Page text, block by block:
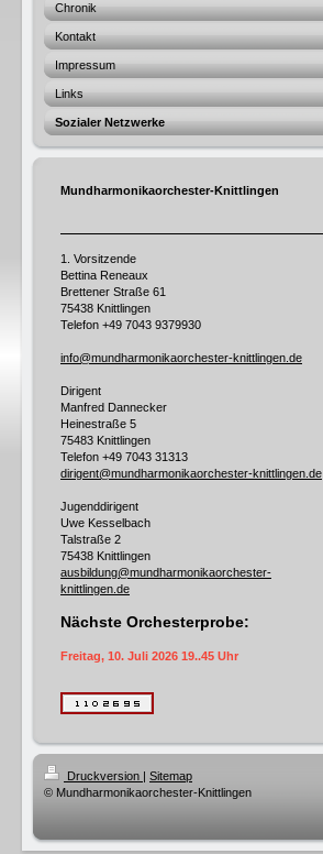
Chronik
Kontakt
Impressum
Links
Sozialer Netzwerke
Mundharmonikaorchester-Knittlingen
1. Vorsitzende
Bettina Reneaux
Brettener Straße 61
75438 Knittlingen
Telefon +49 7043 9379930
info@mundharmonikaorchester-knittlingen.de
Dirigent
Manfred Dannecker
Heinestraße 5
75483 Knittlingen
Telefon +49 7043 31313
dirigent@mundharmonikaorchester-knittlingen.de
Jugenddirigent
Uwe Kesselbach
Talstraße 2
75438 Knittlingen
ausbildung@mundharmonikaorchester-
knittlingen.de
Nächste Orchesterprobe:
Freitag, 10. Juli 2026 19..45 Uhr
Druckversion | Sitemap
© Mundharmonikaorchester-Knittlingen